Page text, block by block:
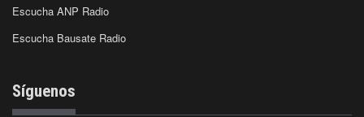
Escucha ANP Radio
Escucha Bausate Radio
Síguenos